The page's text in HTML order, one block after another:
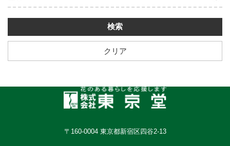
クリア
〒160-0004 東京都新宿区四谷2-13